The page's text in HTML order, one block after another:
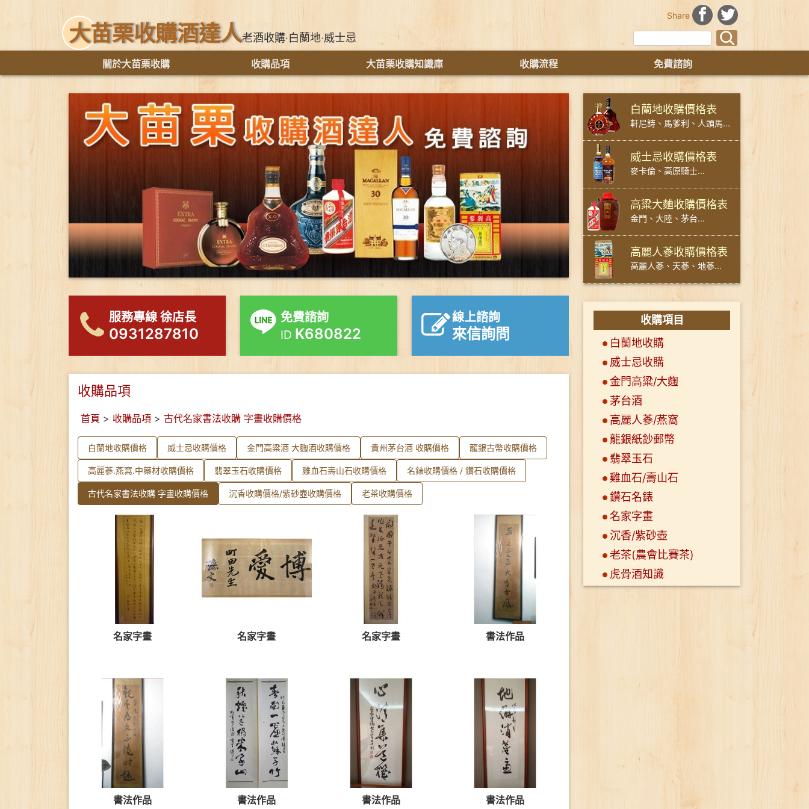
大苗栗收購酒達人老酒收購‧白蘭地‧威士忌
Share
關於大苗栗收購 收購品項 大苗栗收購知識庫 收購流程 免費諮詢
服務專線 徐店長
0931287810
免費諮詢
ID K680822
線上諮詢
來信詢問
收購品項
首頁 > 收購品項 > 古代名家書法收購 字畫收購價格
白蘭地收購價格 威士忌收購價格 金門高粱酒 大麴酒收購價格 貴州茅台酒 收購價格 龍銀古幣收購價格
高麗蔘.燕窩.中藥材收購價格 翡翠玉石收購價格 雞血石壽山石收購價格 名錶收購價格 / 鑽石收購價格
古代名家書法收購 字畫收購價格 沉香收購價格/紫砂壺收購價格 老茶收購價格
名家字畫 名家字畫 名家字畫 書法作品
書法作品 書法作品 書法作品 書法作品
白蘭地收購價格表
軒尼詩、馬爹利、人頭馬...
威士忌收購價格表
麥卡倫、高原騎士...
高粱大麯收購價格表
金門、大陸、茅台...
高麗人蔘收購價格表
高麗人蔘、天蔘、地蔘...
收購項目
白蘭地收購
威士忌收購
金門高粱/大麴
茅台酒
高麗人蔘/燕窩
龍銀紙鈔郵幣
翡翠玉石
雞血石/壽山石
鑽石名錶
名家字畫
沉香/紫砂壺
老茶(農會比賽茶)
虎骨酒知識